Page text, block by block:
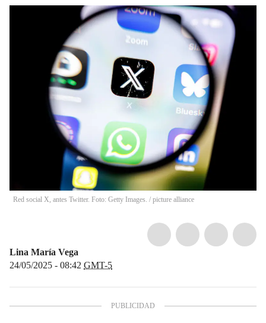
Red social X, antes Twitter. Foto: Getty Images. / picture alliance
Lina María Vega
24/05/2025 - 08:42 GMT-5